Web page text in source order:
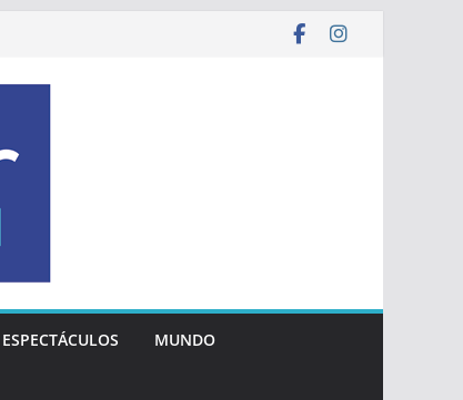
ESPECTÁCULOS MUNDO